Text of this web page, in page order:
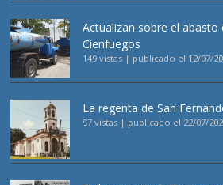
Actualizan sobre el abasto
Cienfuegos
149 vistas | publicado el 12/07/
La regenta de San
97 vistas | publicado el 22/07/